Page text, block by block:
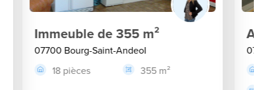
Immeuble de 355 m²
07700 Bourg-Saint-Andeol
18 pièces
355 m²